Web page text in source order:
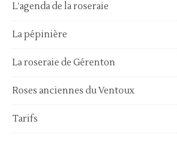
L’agenda de la roseraie
La pépinière
La roseraie de Gérenton
Roses anciennes du Ventoux
Tarifs